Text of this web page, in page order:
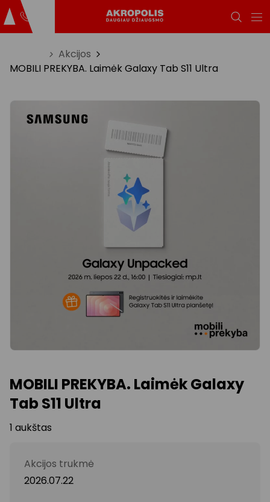
Akcijos
MOBILI PREKYBA. Laimėk Galaxy Tab S11 Ultra
MOBILI PREKYBA. Laimėk Galaxy
Tab S11 Ultra
1 aukštas
Akcijos trukmė
2026.07.22